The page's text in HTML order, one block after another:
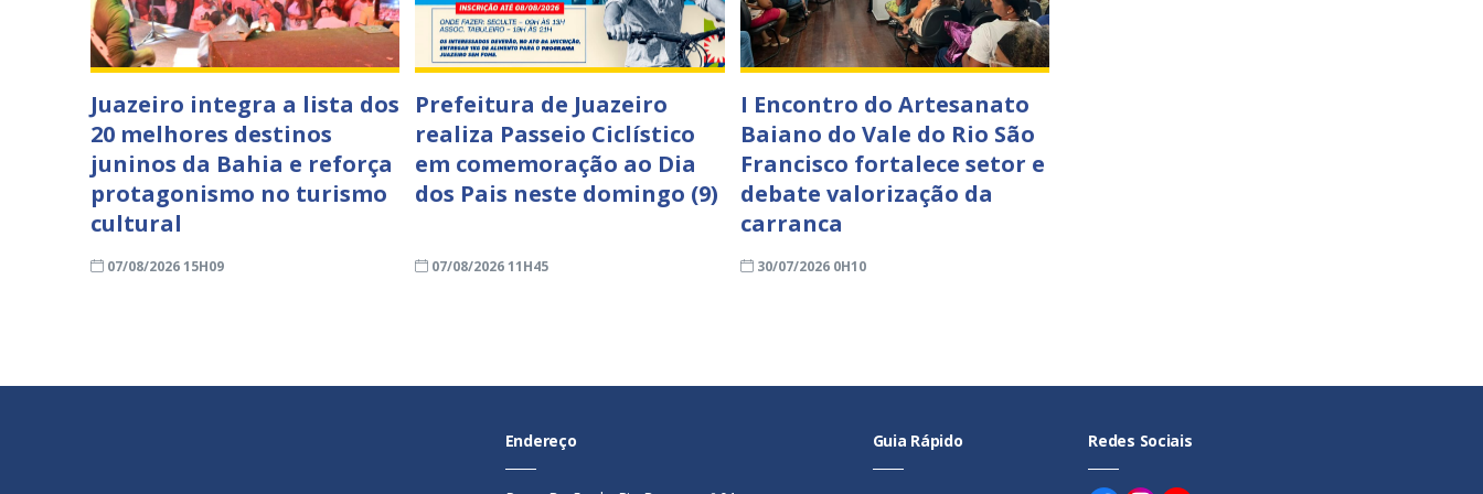
Juazeiro integra a lista dos
20 melhores destinos
juninos da Bahia e reforça
protagonismo no turismo
cultural
07/08/2026 15H09
Prefeitura de Juazeiro
realiza Passeio Ciclístico
em comemoração ao Dia
dos Pais neste domingo (9)
07/08/2026 11H45
I Encontro do Artesanato
Baiano do Vale do Rio São
Francisco fortalece setor e
debate valorização da
carranca
30/07/2026 0H10
Endereço Guia Rápido Redes Sociais